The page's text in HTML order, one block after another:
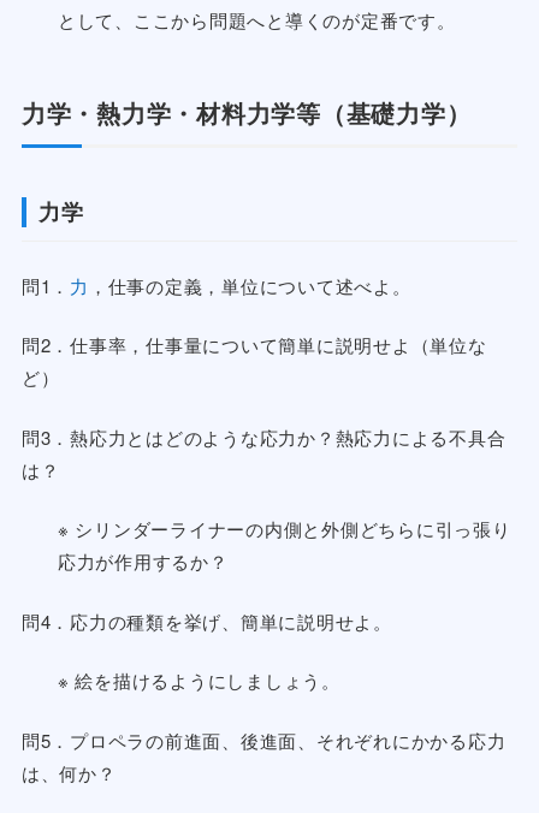
として、ここから問題へと導くのが定番です。
力学・熱力学・材料力学等（基礎力学）
力学
問1． 力 ，仕事の定義，単位について述べよ。
問2．仕事率，仕事量について簡単に説明せよ（単位な
ど）
問3．熱応力とはどのような応力か？熱応力による不具合
は？
※ シリンダーライナーの内側と外側どちらに引っ張り
応力が作用するか？
問4．応力の種類を挙げ、簡単に説明せよ。
※ 絵を描けるようにしましょう。
問5．プロペラの前進面、後進面、それぞれにかかる応力
は、何か？